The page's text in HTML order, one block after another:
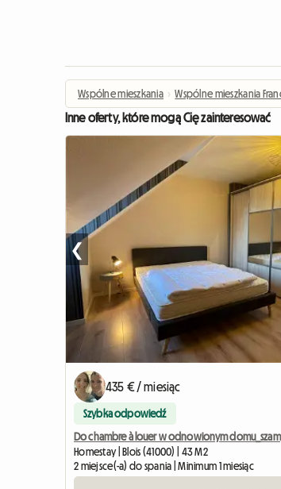
Wspólne mieszkania › Wspólne mieszkania
Inne oferty, które mogą Cię zainteresować
❮
435 € / miesiąc
Szybka odpowiedź
Do chambre à louer w odnowionym
Homestay | Blois (41000) | 43 M2
2 miejsce(-a) do spania | Minimum 1 miesiąc